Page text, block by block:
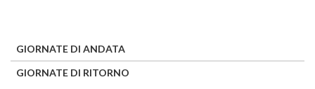
GIORNATE DI ANDATA
GIORNATE DI RITORNO